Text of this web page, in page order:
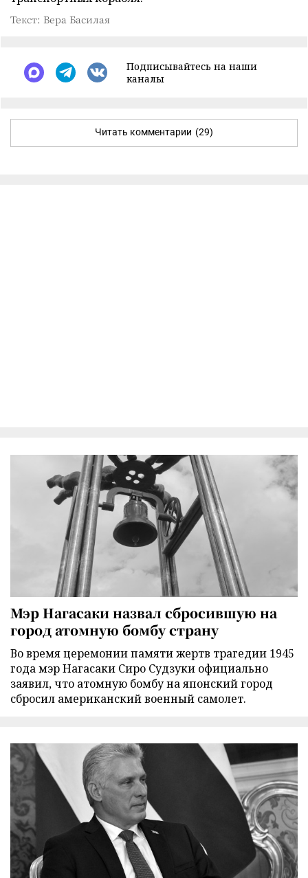
Текст: Вера Басилая
Подписывайтесь на наши
каналы
Читать комментарии (29)
Мэр Нагасаки назвал сбросившую на
город атомную бомбу страну
Во время церемонии памяти жертв трагедии 1945
года мэр Нагасаки Сиро Судзуки официально
заявил, что атомную бомбу на японский город
сбросил американский военный самолет.